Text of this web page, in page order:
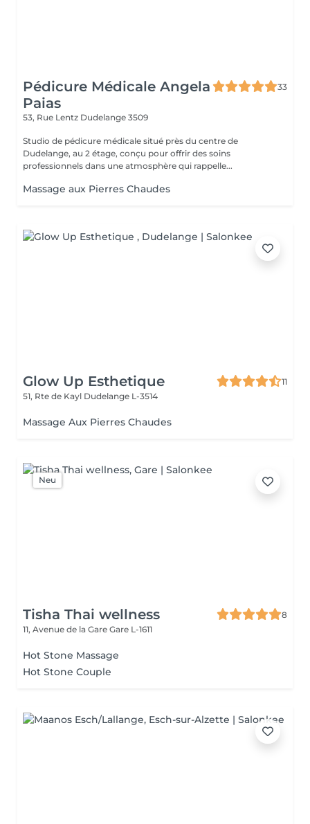
Pédicure Médicale Angela
Paias
33
53, Rue Lentz Dudelange 3509
Studio de pédicure médicale situé près du centre de
Dudelange, au 2 étage, conçu pour offrir des soins
professionnels dans une atmosphère qui rappelle...
Massage aux Pierres Chaudes
Glow Up Esthetique
11
51, Rte de Kayl Dudelange L-3514
Massage Aux Pierres Chaudes
Neu
Tisha Thai wellness
8
11, Avenue de la Gare Gare L-1611
Hot Stone Massage
Hot Stone Couple